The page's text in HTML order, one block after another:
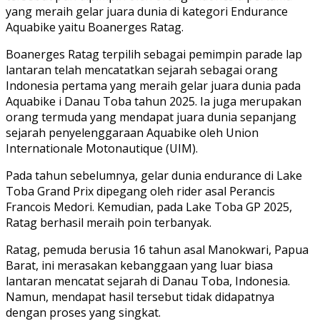
yang meraih gelar juara dunia di kategori Endurance
Aquabike yaitu Boanerges Ratag.
Boanerges Ratag terpilih sebagai pemimpin parade lap
lantaran telah mencatatkan sejarah sebagai orang
Indonesia pertama yang meraih gelar juara dunia pada
Aquabike i Danau Toba tahun 2025. Ia juga merupakan
orang termuda yang mendapat juara dunia sepanjang
sejarah penyelenggaraan Aquabike oleh Union
Internationale Motonautique (UIM).
Pada tahun sebelumnya, gelar dunia endurance di Lake
Toba Grand Prix dipegang oleh rider asal Perancis
Francois Medori. Kemudian, pada Lake Toba GP 2025,
Ratag berhasil meraih poin terbanyak.
Ratag, pemuda berusia 16 tahun asal Manokwari, Papua
Barat, ini merasakan kebanggaan yang luar biasa
lantaran mencatat sejarah di Danau Toba, Indonesia.
Namun, mendapat hasil tersebut tidak didapatnya
dengan proses yang singkat.